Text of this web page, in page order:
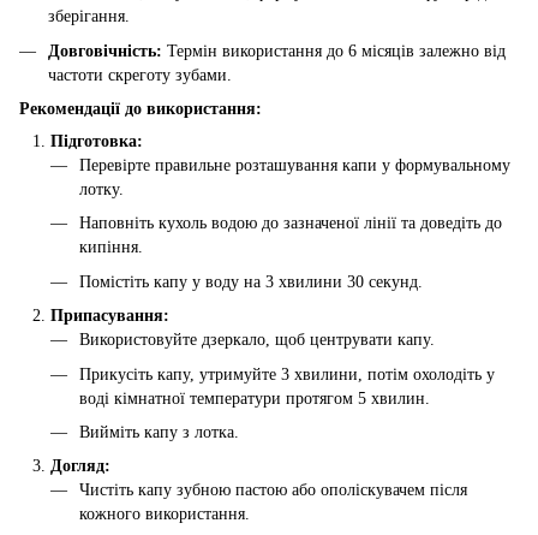
зберігання.
Довговічність: Термін використання до 6 місяців залежно від
частоти скреготу зубами.
Рекомендації до використання:
Підготовка:
Перевірте правильне розташування капи у формувальному
лотку.
Наповніть кухоль водою до зазначеної лінії та доведіть до
кипіння.
Помістіть капу у воду на 3 хвилини 30 секунд.
Припасування:
Використовуйте дзеркало, щоб центрувати капу.
Прикусіть капу, утримуйте 3 хвилини, потім охолодіть у
воді кімнатної температури протягом 5 хвилин.
Вийміть капу з лотка.
Догляд:
Чистіть капу зубною пастою або ополіскувачем після
кожного використання.